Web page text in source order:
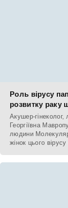
Роль вірусу
розвитку раку
Акушер-гінеколог,
Георгіївна
людини
жінок цього вірусу